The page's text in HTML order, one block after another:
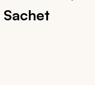
Sachet